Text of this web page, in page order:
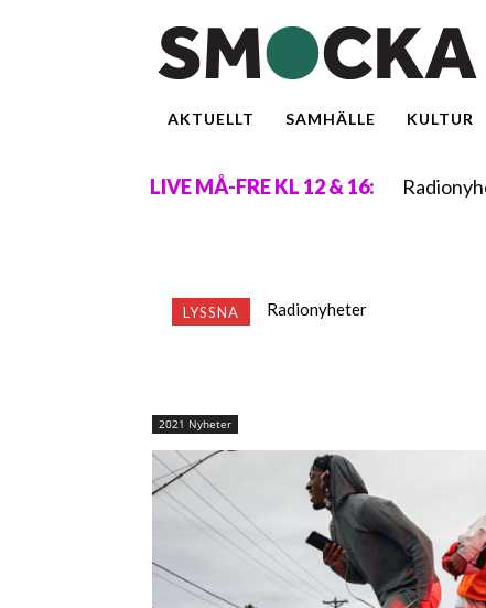
AKTUELLT SAMHÄLLE KULTUR
LIVE MÅ-FRE KL 12 & 16:
LYSSNA Radionyheter
2021 Nyheter